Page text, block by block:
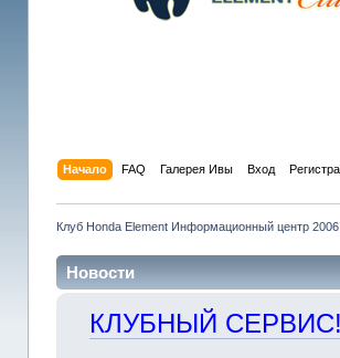
Начало FAQ Галерея Ивы Вход
Клуб Honda Element Информационный центр
Новости
КЛУБНЫЙ СЕРВИС!!!